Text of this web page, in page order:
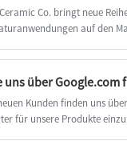
Co. bringt neue
auf den
Schutzrohren für den
uns über Google.com
Kunden finden uns
für unsere Produkte